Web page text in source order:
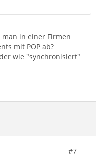
man in einer Firmen
mit POP ab?
wie "synchronisiert"
#7